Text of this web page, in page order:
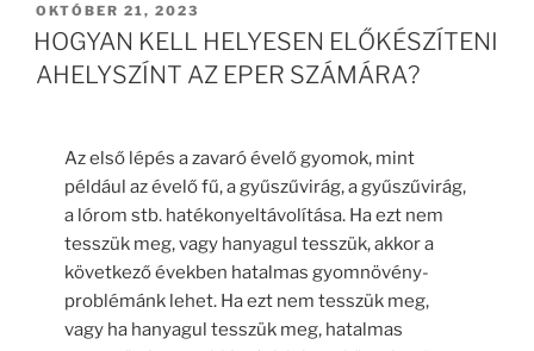
BEKÜLDVE:
OKTÓBER 21, 2023
HOGYAN KELL HELYESEN ELŐKÉSZÍTENI
AHELYSZÍNT AZ EPER SZÁMÁRA?
Az első lépés a zavaró évelő gyomok, mint
például az évelő fű, a gyűszűvirág, a gyűszűvirág,
a lórom stb. hatékonyeltávolítása. Ha ezt nem
tesszük meg, vagy hanyagul tesszük, akkor a
következő években hatalmas gyomnövény-
problémánk lehet. Ha ezt nem tesszük meg,
vagy ha hanyagul tesszük meg, hatalmas